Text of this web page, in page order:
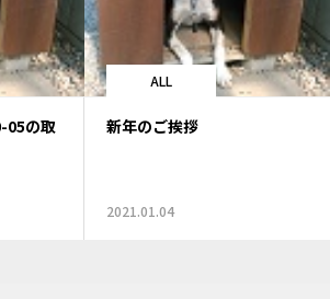
05の取
ALL
新年のご挨拶
2021.01.04